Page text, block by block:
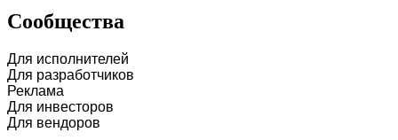
Сообщества
Для исполнителей
Для разработчиков
Реклама
Для инвесторов
Для вендоров